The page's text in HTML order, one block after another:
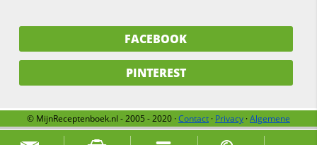
FACEBOOK
PINTEREST
© MijnReceptenboek.nl - 2005 - 2020 ·Contact · Privacy ·Algemene
voorwaarden
Over ons